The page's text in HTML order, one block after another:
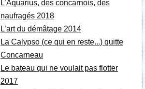
L’Aquarius, des concarnois, des
naufragés 2018
L’art du démâtage 2014
La Calypso (ce qui en reste...) quitte
Concarneau
Le bateau qui ne voulait pas flotter
2017